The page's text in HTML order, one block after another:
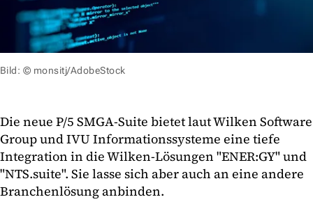
Bild: © monsitj/AdobeStock
Die neue P/5 SMGA-Suite bietet laut Wilken Software
Group und IVU Informationssysteme eine tiefe
Integration in die Wilken-Lösungen "ENER:GY" und
"NTS.suite". Sie lasse sich aber auch an eine andere
Branchenlösung anbinden.